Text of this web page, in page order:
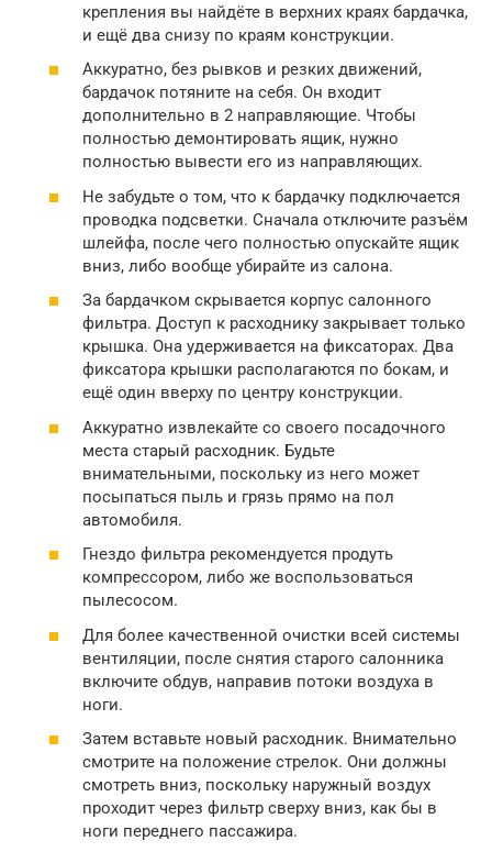
крепления вы найдёте в верхних краях бардачка,
и ещё два снизу по краям конструкции.
Аккуратно, без рывков и резких движений,
бардачок потяните на себя. Он входит
дополнительно в 2 направляющие. Чтобы
полностью демонтировать ящик, нужно
полностью вывести его из направляющих.
Не забудьте о том, что к бардачку подключается
проводка подсветки. Сначала отключите разъём
шлейфа, после чего полностью опускайте ящик
вниз, либо вообще убирайте из салона.
За бардачком скрывается корпус салонного
фильтра. Доступ к расходнику закрывает только
крышка. Она удерживается на фиксаторах. Два
фиксатора крышки располагаются по бокам, и
ещё один вверху по центру конструкции.
Аккуратно извлекайте со своего посадочного
места старый расходник. Будьте
внимательными, поскольку из него может
посыпаться пыль и грязь прямо на пол
автомобиля.
Гнездо фильтра рекомендуется продуть
компрессором, либо же воспользоваться
пылесосом.
Для более качественной очистки всей системы
вентиляции, после снятия старого салонника
включите обдув, направив потоки воздуха в
ноги.
Затем вставьте новый расходник. Внимательно
смотрите на положение стрелок. Они должны
смотреть вниз, поскольку наружный воздух
проходит через фильтр сверху вниз, как бы в
ноги переднего пассажира.